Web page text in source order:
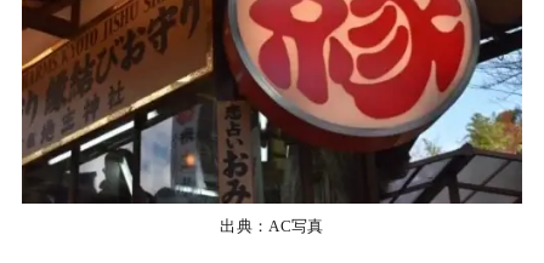
出典：AC写真